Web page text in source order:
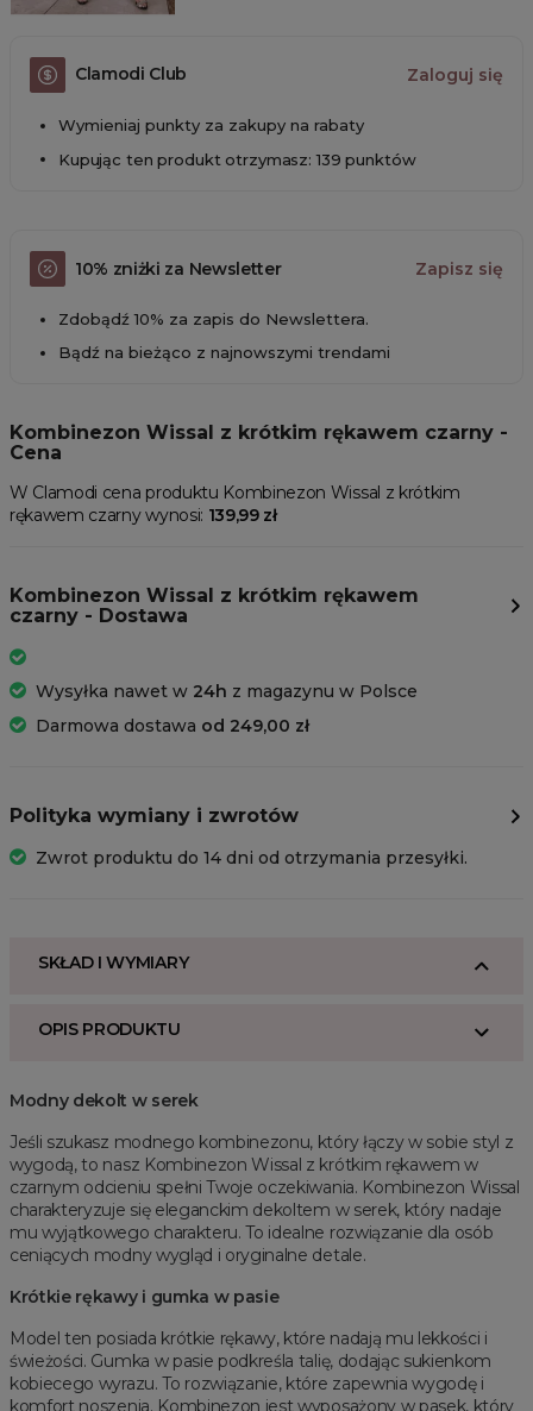
Clamodi Club Zaloguj się
Wymieniaj punkty za zakupy na rabaty
Kupując ten produkt otrzymasz: 139 punktów
10% zniżki za Newsletter Zapisz się
Zdobądź 10% za zapis do Newslettera.
Bądź na bieżąco z najnowszymi trendami
Kombinezon Wissal z krótkim rękawem czarny -
Cena
W Clamodi cena produktu Kombinezon Wissal z krótkim
rękawem czarny wynosi: 139,99 zł
Kombinezon Wissal z krótkim rękawem
czarny - Dostawa
Wysyłka nawet w 24h z magazynu w Polsce
Darmowa dostawa od 249,00 zł
Polityka wymiany i zwrotów
Zwrot produktu do 14 dni od otrzymania przesyłki.
SKŁAD I WYMIARY
OPIS PRODUKTU
Modny dekolt w serek
Jeśli szukasz modnego kombinezonu, który łączy w sobie styl z
wygodą, to nasz Kombinezon Wissal z krótkim rękawem w
czarnym odcieniu spełni Twoje oczekiwania. Kombinezon Wissal
charakteryzuje się eleganckim dekoltem w serek, który nadaje
mu wyjątkowego charakteru. To idealne rozwiązanie dla osób
ceniących modny wygląd i oryginalne detale.
Krótkie rękawy i gumka w pasie
Model ten posiada krótkie rękawy, które nadają mu lekkości i
świeżości. Gumka w pasie podkreśla talię, dodając sukienkom
kobiecego wyrazu. To rozwiązanie, które zapewnia wygodę i
komfort noszenia. Kombinezon jest wyposażony w pasek, który